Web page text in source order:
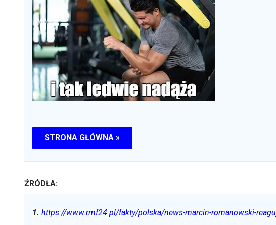
STRONA GŁÓWNA »
ŹRÓDŁA:
1. https://www.rmf24.pl/fakty/polska/news-marcin-romanowski-